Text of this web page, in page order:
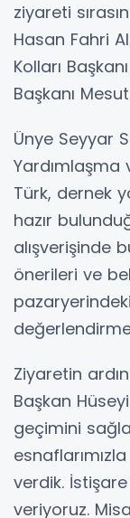
ziyareti
Hasan Fahri
Kolları
Başkanı
Ünye Seyyar
Yardımlaşma
Türk, dernek
hazır
alışverişinde
önerileri ve
Ziyaretin
Başkan
geçimini
verdik.
veriyoruz.